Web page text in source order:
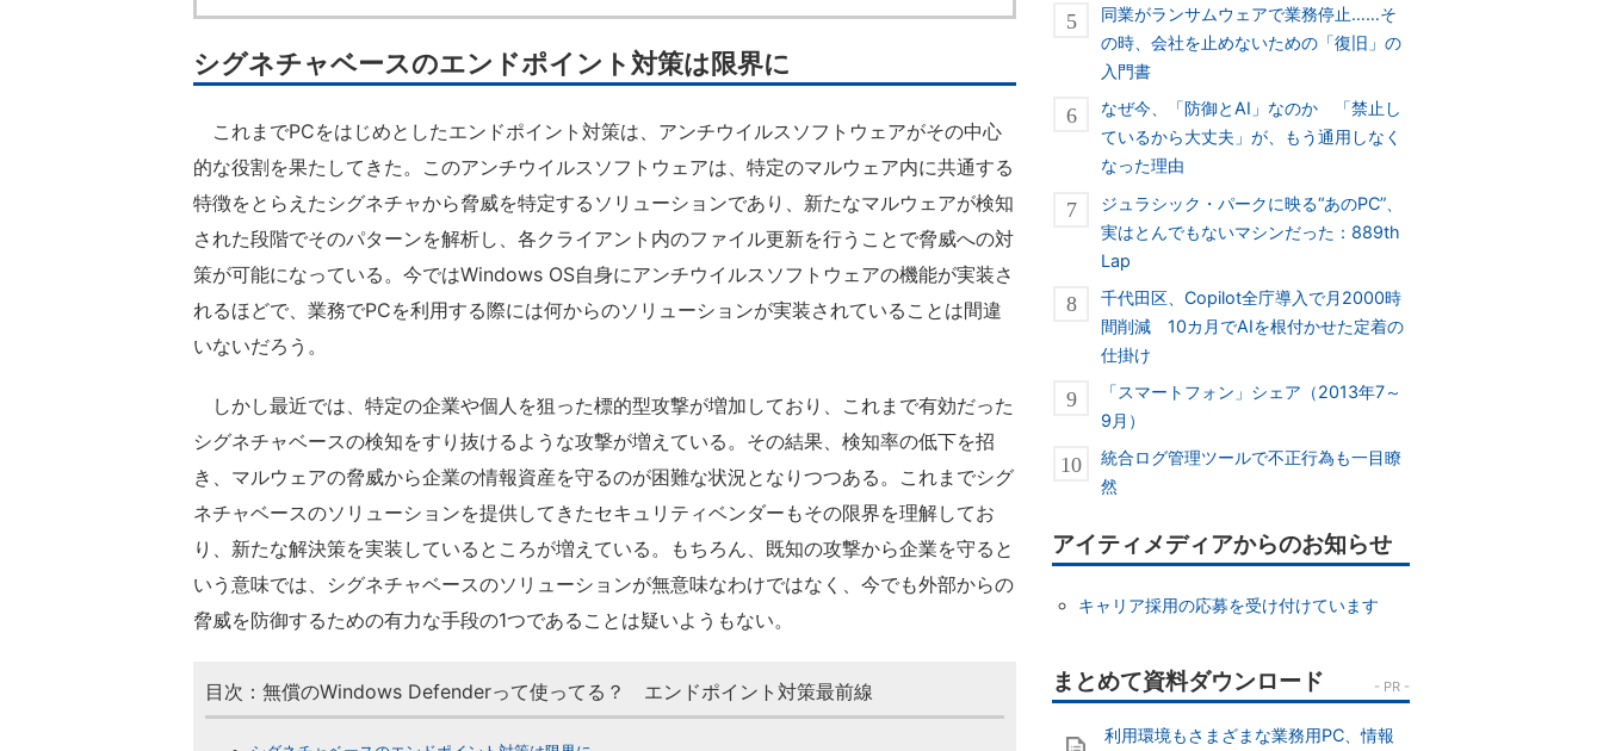
シグネチャベースのエンドポイント対策は限界に
これまでPCをはじめとしたエンドポイント対策は、アンチウイルスソフトウェアがその中心
的な役割を果たしてきた。このアンチウイルスソフトウェアは、特定のマルウェア内に共通する
特徴をとらえたシグネチャから脅威を特定するソリューションであり、新たなマルウェアが検知
された段階でそのパターンを解析し、各クライアント内のファイル更新を行うことで脅威への対
策が可能になっている。今ではWindows OS自身にアンチウイルスソフトウェアの機能が実装さ
れるほどで、業務でPCを利用する際には何からのソリューションが実装されていることは間違
いないだろう。
しかし最近では、特定の企業や個人を狙った標的型攻撃が増加しており、これまで有効だった
シグネチャベースの検知をすり抜けるような攻撃が増えている。その結果、検知率の低下を招
き、マルウェアの脅威から企業の情報資産を守るのが困難な状況となりつつある。これまでシグ
ネチャベースのソリューションを提供してきたセキュリティベンダーもその限界を理解してお
り、新たな解決策を実装しているところが増えている。もちろん、既知の攻撃から企業を守ると
いう意味では、シグネチャベースのソリューションが無意味なわけではなく、今でも外部からの
脅威を防御するための有力な手段の1つであることは疑いようもない。
目次：無償のWindows Defenderって使ってる？ エンドポイント対策最前線
同業がランサムウェアで業務停止……そ
の時、会社を止めないための「復旧」の
入門書
なぜ今、「防御とAI」なのか 「禁止し
ているから大丈夫」が、もう通用しなく
なった理由
ジュラシック・パークに映る“あのPC”、
実はとんでもないマシンだった：889th
Lap
千代田区、Copilot全庁導入で月2000時
間削減 10カ月でAIを根付かせた定着の
仕掛け
「スマートフォン」シェア（2013年7～
9月）
統合ログ管理ツールで不正行為も一目瞭
然
アイティメディアからのお知らせ
キャリア採用の応募を受け付けています
利用環境もさまざまな業務用PC、情報